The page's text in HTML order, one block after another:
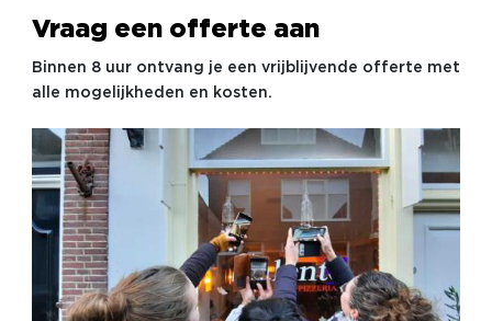
Vraag een offerte aan
Binnen 8 uur ontvang je een vrijblijvende offerte met
alle mogelijkheden en kosten.